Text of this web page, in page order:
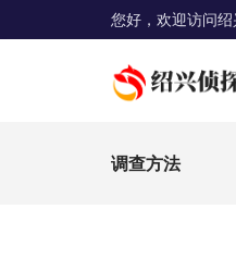
您好，欢迎访问
调查方法